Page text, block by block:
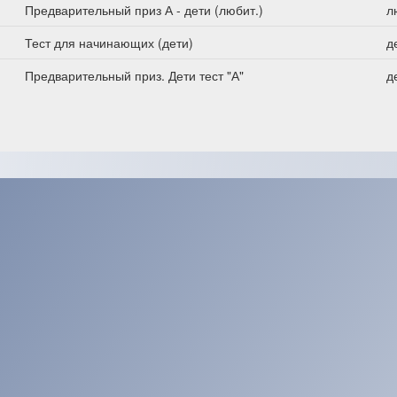
Предварительный приз А - дети (любит.)
Тест для начинающих (дети)
Предварительный приз. Дети тест "А"